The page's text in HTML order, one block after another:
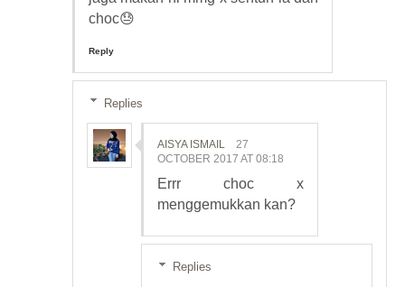
choc😓
Reply
Replies
AISYA ISMAIL
27
OCTOBER 2017 AT 08:18
Errr choc x
menggemukkan kan?
Replies